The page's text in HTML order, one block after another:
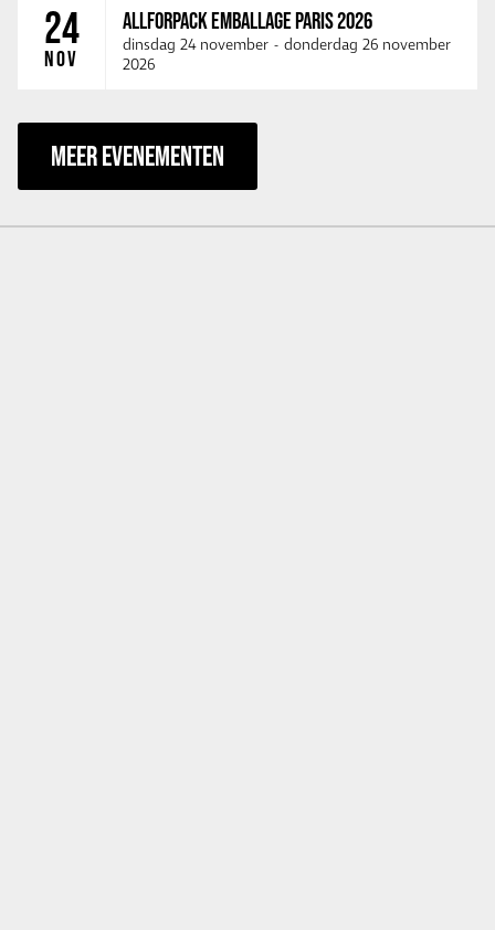
24
NOV
ALLFORPACK EMBALLAGE PARIS 2026
dinsdag 24 november - donderdag 26 november
2026
MEER EVENEMENTEN